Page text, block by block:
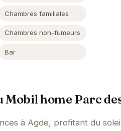
Chambres familiales
Chambres non-fumeurs
Bar
Mobil home Parc
à Agde, profitant du